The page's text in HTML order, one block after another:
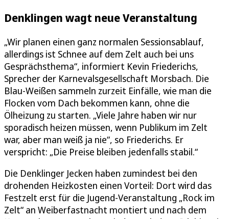
Denklingen wagt neue Veranstaltung
„Wir planen einen ganz normalen Sessionsablauf,
allerdings ist Schnee auf dem Zelt auch bei uns
Gesprächsthema“, informiert Kevin Friederichs,
Sprecher der Karnevalsgesellschaft Morsbach. Die
Blau-Weißen sammeln zurzeit Einfälle, wie man die
Flocken vom Dach bekommen kann, ohne die
Ölheizung zu starten. „Viele Jahre haben wir nur
sporadisch heizen müssen, wenn Publikum im Zelt
war, aber man weiß ja nie“, so Friederichs. Er
verspricht: „Die Preise bleiben jedenfalls stabil.“
Die Denklinger Jecken haben zumindest bei den
drohenden Heizkosten einen Vorteil: Dort wird das
Festzelt erst für die Jugend-Veranstaltung „Rock im
Zelt“ an Weiberfastnacht montiert und nach dem